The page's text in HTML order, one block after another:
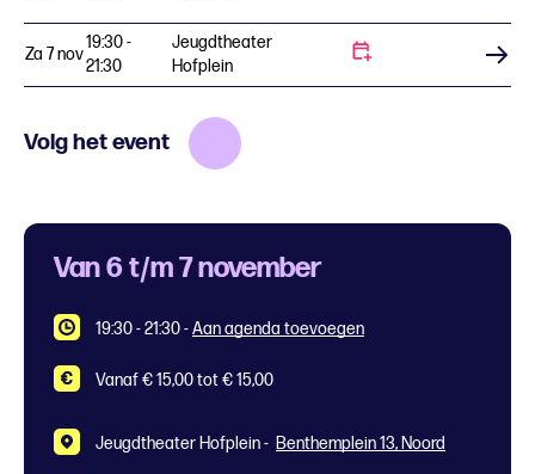
Za 7 nov
19:30 -
21:30
Jeugdtheater
Hofplein
Koop tickets
Volg het event
Van 6 t/m 7 november
19:30 - 21:30-Aan agenda toevoegen
Vanaf € 15,00 tot € 15,00
Jeugdtheater Hofplein - Benthemplein 13, Noord